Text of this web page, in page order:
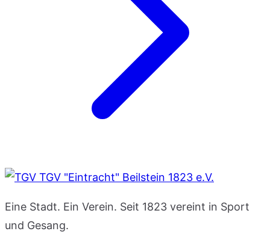
TGV "Eintracht" Beilstein 1823 e.V.
Eine Stadt. Ein Verein. Seit 1823 vereint in Sport
und Gesang.